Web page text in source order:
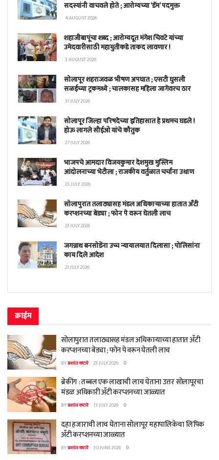
सदस्यांनी वाचवले होते ; आरोग्यच्या ‘डॅम’ पदमुक्त
4 AUGUST 2026
शहाजीबापूंचा शब्द ; आरोग्यदूत मंगेश चिवटे यांच्या
उमेदवारीसाठी महायुतीकडे ताकद लावणार !
3 AUGUST 2026
सोलापूर शहराजवळ भीषण अपघात ; एसटी घुसली
सळईच्या ट्रकमध्ये ; चालकासह महिला जागेवरच ठार
31 JULY 2026
सोलापूर जिल्हा परिषदेच्या इतिहासात हे प्रथमच घडले !
होऊ लागले सीईओ यांचे कौतुक
27 JULY 2026
भाजपचे आमदार विजयकुमार देशमुख मुस्लिम
आंदोलनाच्या भेटीला ; राजकीय वर्तुळात चर्चांना उधाण
25 JULY 2026
सोलापुरात तलाठ्यासह मंडल अधिकाऱ्याच्या हातात अँटी
करप्शनच्या बेड्या ; फोन पे वरून घेतली लाच
23 JULY 2026
जगन्नाथ बनसोडेंना उच्च न्यायालयात दिलासा ; पोलिसांना
काय दिले आदेश
21 JULY 2026
क्राईम
सोलापुरात तलाठ्यासह मंडल अधिकाऱ्याच्या हातात अँटी
करप्शनच्या बेड्या ; फोन पे वरून घेतली लाच
BYप्रशांत कटारे 23 JULY 2026 0
ब्रेकींग : तब्बल एक लाखाची लाच घेताना उत्तर सोलापूरचा
मंडळ अधिकारी अँटी करप्शनच्या जाळ्यात
BYप्रशांत कटारे 13 JULY 2026 0
दहा हजाराची लाच घेताना सोलापूर महापालिकेचा लिपिक
अँटी करप्शनच्या जाळ्यात
BYप्रशांत कटारे 30 JUNE 2026 0